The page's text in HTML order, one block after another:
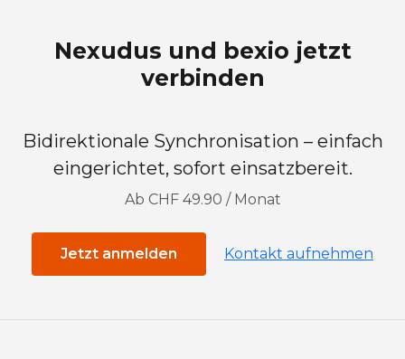
Nexudus und bexio jetzt
verbinden
Bidirektionale Synchronisation – einfach
eingerichtet, sofort einsatzbereit.
Ab CHF 49.90 / Monat
Jetzt anmelden Kontakt aufnehmen